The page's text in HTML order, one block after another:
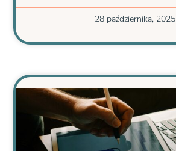
28 października, 2025